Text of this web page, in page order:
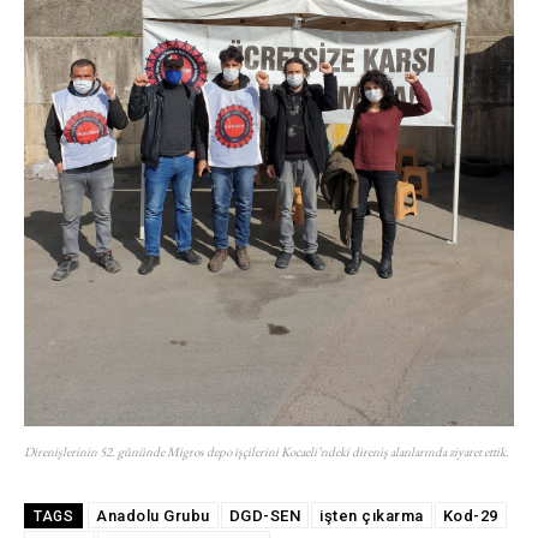
Direnişlerinin 52. gününde Migros depo işçilerini Kocaeli’ndeki direniş alanlarında ziyaret ettik.
TAGS Anadolu Grubu DGD-SEN işten çıkarma
Kod-29